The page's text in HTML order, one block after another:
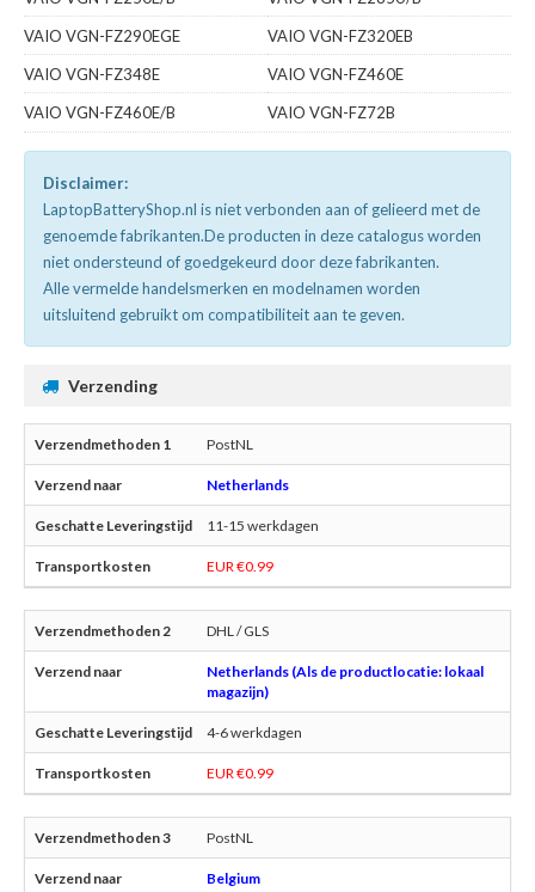
VAIO VGN-FZ290EGE
VAIO VGN-FZ320EB
VAIO VGN-FZ348E
VAIO VGN-FZ460E
VAIO VGN-FZ460E/B
VAIO VGN-FZ72B
Disclaimer:
LaptopBatteryShop.nl is niet verbonden aan of gelieerd met de
genoemde fabrikanten.De producten in deze catalogus worden
niet ondersteund of goedgekeurd door deze fabrikanten.
Alle vermelde handelsmerken en modelnamen worden
uitsluitend gebruikt om compatibiliteit aan te geven.
Verzending
PostNL
Netherlands
11-15 werkdagen
EUR €0.99
DHL / GLS
Netherlands (Als de productlocatie: lokaal
magazijn)
4-6 werkdagen
EUR €0.99
PostNL
Belgium